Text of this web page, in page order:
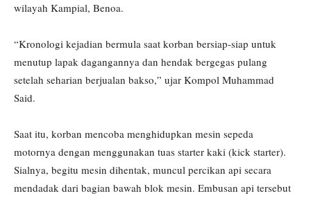
wilayah Kampial, Benoa.
“Kronologi kejadian bermula saat korban bersiap-siap untuk
menutup lapak dagangannya dan hendak bergegas pulang
setelah seharian berjualan bakso,” ujar Kompol Muhammad
Said.
Saat itu, korban mencoba menghidupkan mesin sepeda
motornya dengan menggunakan tuas starter kaki (kick starter).
Sialnya, begitu mesin dihentak, muncul percikan api secara
mendadak dari bagian bawah blok mesin. Embusan api tersebut